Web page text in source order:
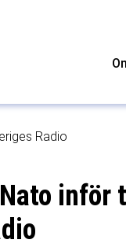
Radio
inför